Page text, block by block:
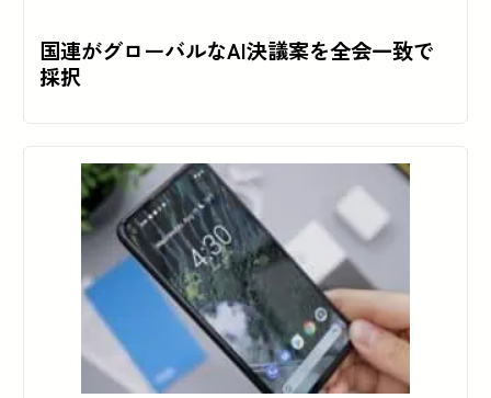
国連がグローバルなAI決議案を全会一致で
採択